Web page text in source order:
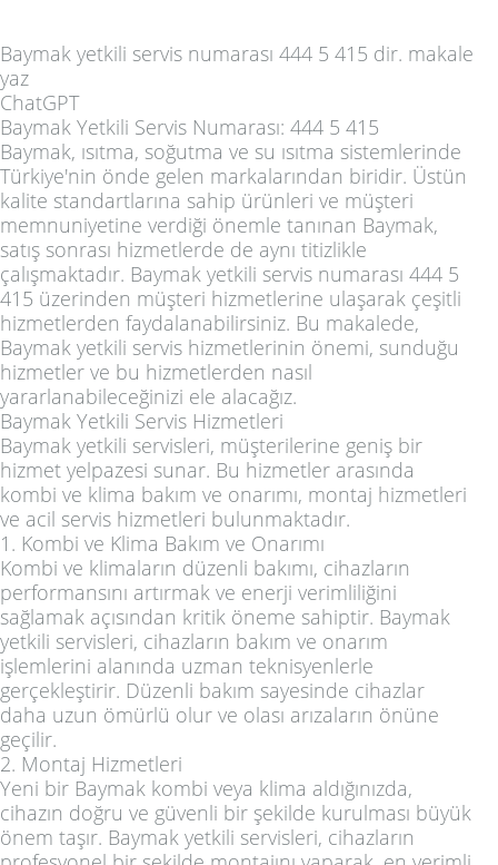
Baymak yetkili servis numarası 444 5 415 dir. makale
yaz
ChatGPT
Baymak Yetkili Servis Numarası: 444 5 415
Baymak, ısıtma, soğutma ve su ısıtma sistemlerinde
Türkiye'nin önde gelen markalarından biridir. Üstün
kalite standartlarına sahip ürünleri ve müşteri
memnuniyetine verdiği önemle tanınan Baymak,
satış sonrası hizmetlerde de aynı titizlikle
çalışmaktadır. Baymak yetkili servis numarası 444 5
415 üzerinden müşteri hizmetlerine ulaşarak çeşitli
hizmetlerden faydalanabilirsiniz. Bu makalede,
Baymak yetkili servis hizmetlerinin önemi, sunduğu
hizmetler ve bu hizmetlerden nasıl
yararlanabileceğinizi ele alacağız.
Baymak Yetkili Servis Hizmetleri
Baymak yetkili servisleri, müşterilerine geniş bir
hizmet yelpazesi sunar. Bu hizmetler arasında
kombi ve klima bakım ve onarımı, montaj hizmetleri
ve acil servis hizmetleri bulunmaktadır.
1. Kombi ve Klima Bakım ve Onarımı
Kombi ve klimaların düzenli bakımı, cihazların
performansını artırmak ve enerji verimliliğini
sağlamak açısından kritik öneme sahiptir. Baymak
yetkili servisleri, cihazların bakım ve onarım
işlemlerini alanında uzman teknisyenlerle
gerçekleştirir. Düzenli bakım sayesinde cihazlar
daha uzun ömürlü olur ve olası arızaların önüne
geçilir.
2. Montaj Hizmetleri
Yeni bir Baymak kombi veya klima aldığınızda,
cihazın doğru ve güvenli bir şekilde kurulması büyük
önem taşır. Baymak yetkili servisleri, cihazların